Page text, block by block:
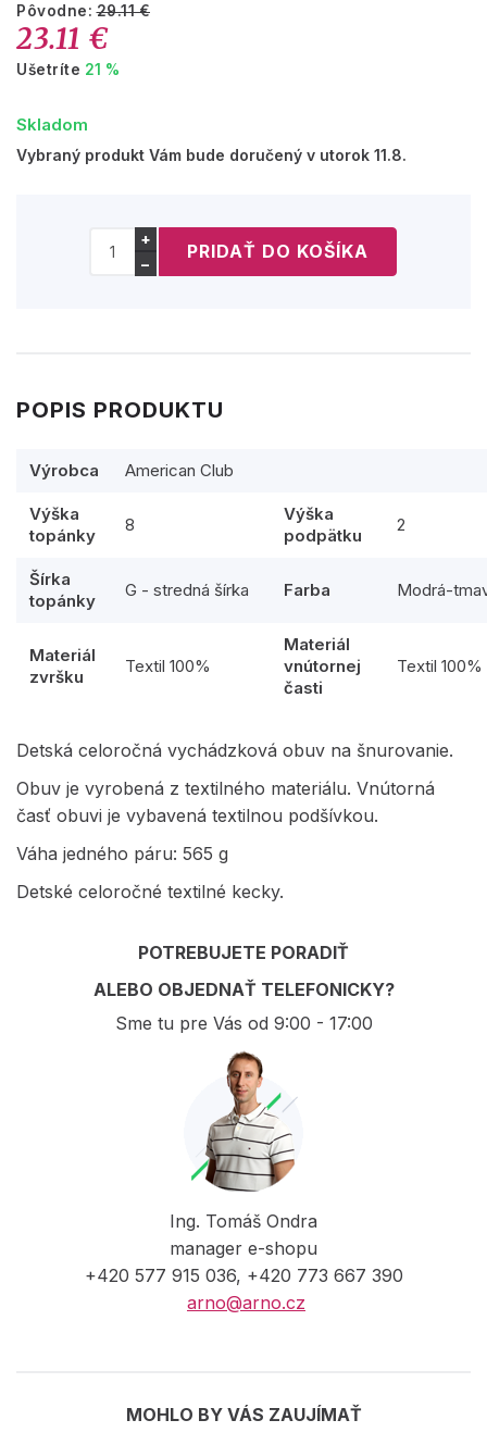
Pôvodne:29.11 €
23.11 €
Ušetríte 21 %
Skladom
Vybraný produkt Vám bude doručený v utorok 11.8.
+
−
POPIS PRODUKTU
Výrobca American Club
Výška
topánky
8
Výška
podpätku
2
Šírka
topánky
G - stredná šírka Farba Modrá-
Materiál
zvršku
Textil 100%
Materiál
vnútornej
časti
Textil 100%
Detská celoročná vychádzková obuv na šnurovanie.
Obuv je vyrobená z textilného materiálu. Vnútorná
časť obuvi je vybavená textilnou podšívkou.
Váha jedného páru: 565 g
Detské celoročné textilné kecky.
POTREBUJETE PORADIŤ
ALEBO OBJEDNAŤ TELEFONICKY?
Sme tu pre Vás od 9:00 - 17:00
Ing. Tomáš Ondra
manager e-shopu
+420 577 915 036, +420 773 667 390
arno@arno.cz
MOHLO BY VÁS ZAUJÍMAŤ